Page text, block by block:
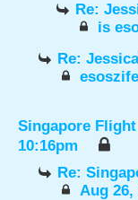
Re:
is
Re:
Singapore
10:16pm
Re:
Aug 26,